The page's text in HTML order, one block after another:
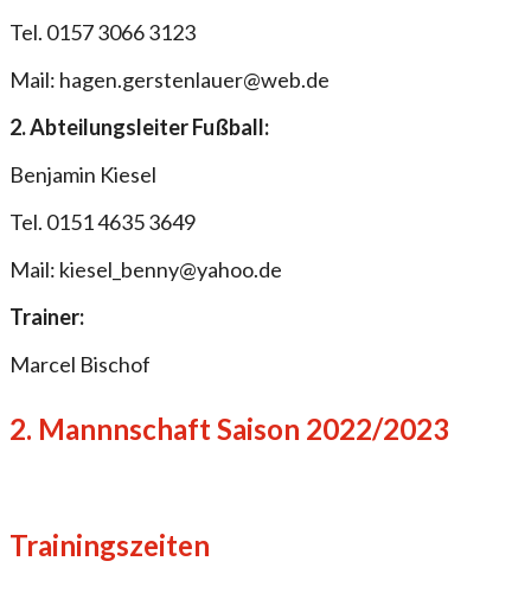
Tel. 0157 3066 3123
Mail: hagen.gerstenlauer@web.de
2. Abteilungsleiter Fußball:
Benjamin Kiesel
Tel. 0151 4635 3649
Mail: kiesel_benny@yahoo.de
Trainer:
Marcel Bischof
2. Mannnschaft Saison 2022/2023
Trainingszeiten